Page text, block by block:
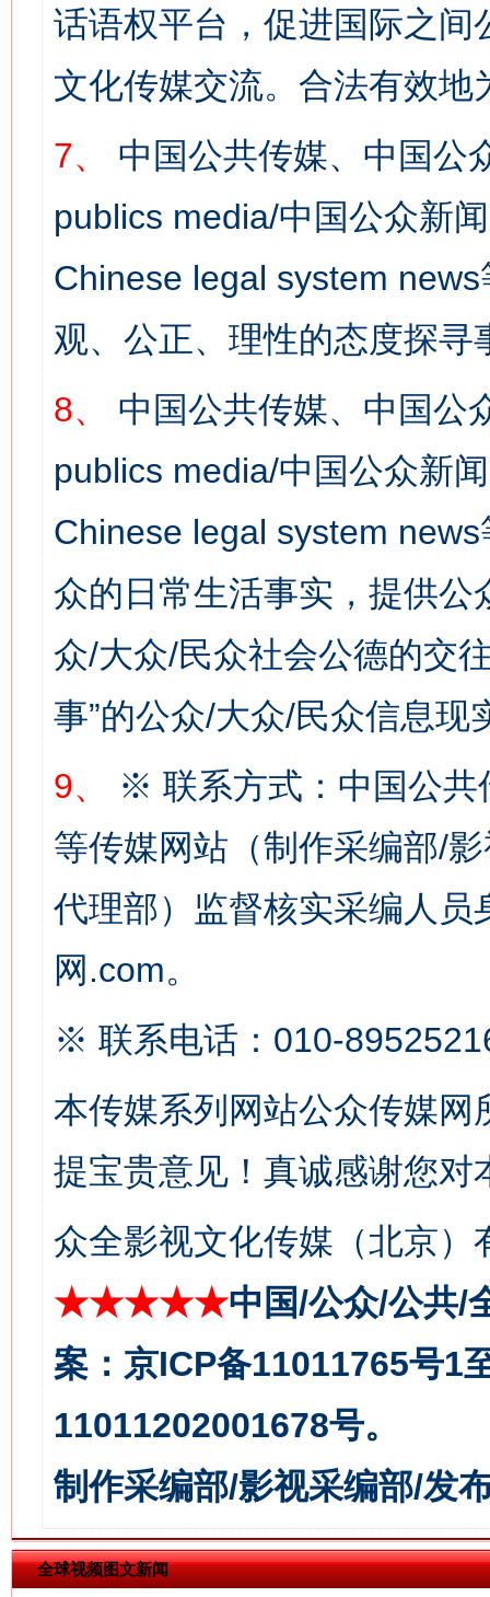
话语权平台，促进国际之
文化传媒交流。合法有效地
7、
中国公共传媒、中国公
publics media/中国公众新
Chinese legal system
观、公正、理性的态度探寻
8、
中国公共传媒、中国公
publics media/中国公众新
Chinese legal system
众的日常生活事实，提供
众/大众/民众社会公德的交
事”的公众/大众/民众信息现
9、
※ 联系方式：中国公共
等传媒网站（制作采编部/
代理部）监督核实采编人员
网.com。
※ 联系电话：010-
本传媒系列网站公众传媒
提宝贵意见！真诚感谢您
众全影视文化传媒（北京）
★★★★★中国/公众/公共/
案：京ICP备11011765号1
11011202001678号。
制作采编部/影视采编部/发
全球视频图文新闻
网上购药对药下症？
这是一记警钟！
今
习近平的博鳌关键词
魏明亮